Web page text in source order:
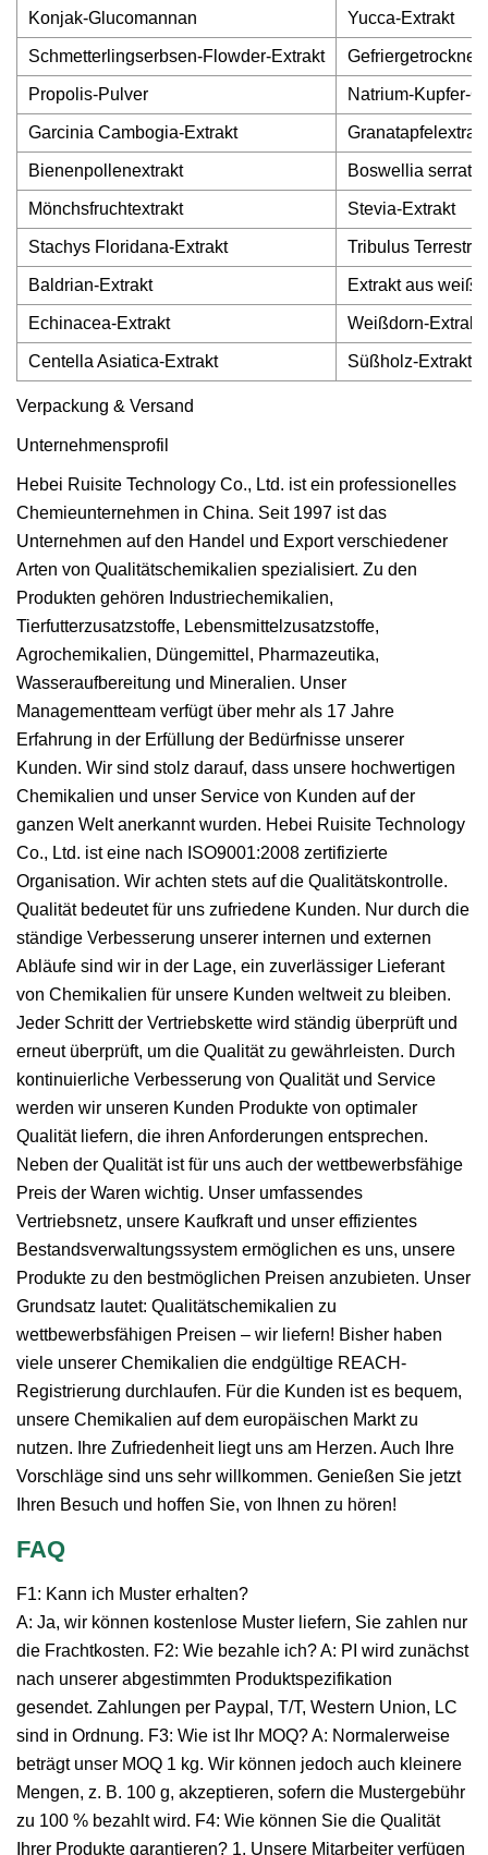
Konjak-Glucomannan Yucca-Extrakt
Schmetterlingserbsen-Flowder-Extrakt
Propolis-Pulver Natrium-Kupfer-
Garcinia Cambogia-Extrakt Granatapfelextrakt
Bienenpollenextrakt Boswellia
Mönchsfruchtextrakt Stevia-Extrakt
Stachys Floridana-Extrakt Tribulus
Baldrian-Extrakt Extrakt aus
Echinacea-Extrakt Weißdorn-Extrakt
Centella Asiatica-Extrakt Süßholz-Extrakt
Verpackung & Versand
Unternehmensprofil
Hebei Ruisite Technology Co., Ltd. ist ein professionelles
Chemieunternehmen in China. Seit 1997 ist das
Unternehmen auf den Handel und Export verschiedener
Arten von Qualitätschemikalien spezialisiert. Zu den
Produkten gehören Industriechemikalien,
Tierfutterzusatzstoffe, Lebensmittelzusatzstoffe,
Agrochemikalien, Düngemittel, Pharmazeutika,
Wasseraufbereitung und Mineralien. Unser
Managementteam verfügt über mehr als 17 Jahre
Erfahrung in der Erfüllung der Bedürfnisse unserer
Kunden. Wir sind stolz darauf, dass unsere hochwertigen
Chemikalien und unser Service von Kunden auf der
ganzen Welt anerkannt wurden. Hebei Ruisite Technology
Co., Ltd. ist eine nach ISO9001:2008 zertifizierte
Organisation. Wir achten stets auf die Qualitätskontrolle.
Qualität bedeutet für uns zufriedene Kunden. Nur durch die
ständige Verbesserung unserer internen und externen
Abläufe sind wir in der Lage, ein zuverlässiger Lieferant
von Chemikalien für unsere Kunden weltweit zu bleiben.
Jeder Schritt der Vertriebskette wird ständig überprüft und
erneut überprüft, um die Qualität zu gewährleisten. Durch
kontinuierliche Verbesserung von Qualität und Service
werden wir unseren Kunden Produkte von optimaler
Qualität liefern, die ihren Anforderungen entsprechen.
Neben der Qualität ist für uns auch der wettbewerbsfähige
Preis der Waren wichtig. Unser umfassendes
Vertriebsnetz, unsere Kaufkraft und unser effizientes
Bestandsverwaltungssystem ermöglichen es uns, unsere
Produkte zu den bestmöglichen Preisen anzubieten. Unser
Grundsatz lautet: Qualitätschemikalien zu
wettbewerbsfähigen Preisen – wir liefern! Bisher haben
viele unserer Chemikalien die endgültige REACH-
Registrierung durchlaufen. Für die Kunden ist es bequem,
unsere Chemikalien auf dem europäischen Markt zu
nutzen. Ihre Zufriedenheit liegt uns am Herzen. Auch Ihre
Vorschläge sind uns sehr willkommen. Genießen Sie jetzt
Ihren Besuch und hoffen Sie, von Ihnen zu hören!
FAQ
F1: Kann ich Muster erhalten?
A: Ja, wir können kostenlose Muster liefern, Sie zahlen nur
die Frachtkosten. F2: Wie bezahle ich? A: PI wird zunächst
nach unserer abgestimmten Produktspezifikation
gesendet. Zahlungen per Paypal, T/T, Western Union, LC
sind in Ordnung. F3: Wie ist Ihr MOQ? A: Normalerweise
beträgt unser MOQ 1 kg. Wir können jedoch auch kleinere
Mengen, z. B. 100 g, akzeptieren, sofern die Mustergebühr
zu 100 % bezahlt wird. F4: Wie können Sie die Qualität
Ihrer Produkte garantieren? 1. Unsere Mitarbeiter verfügen